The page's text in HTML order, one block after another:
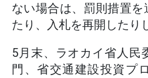
ない場合は、罰則措置を
たり、入札を再開したり
5月末、ラオカイ省人民
門、省交通建設投資プ